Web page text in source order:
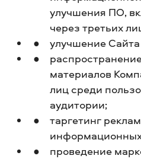
улучшения ПО,
через третьих
улучшение
материалов
лиц среди
аудитории;
таргетинг
проведение